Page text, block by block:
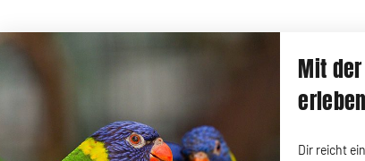
Mit
erleben
Dir reicht